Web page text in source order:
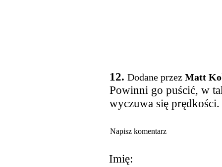
12. Dodane przez Matt
Powinni go puścić, w
wyczuwa się prędkości.
Napisz komentarz
Imię: